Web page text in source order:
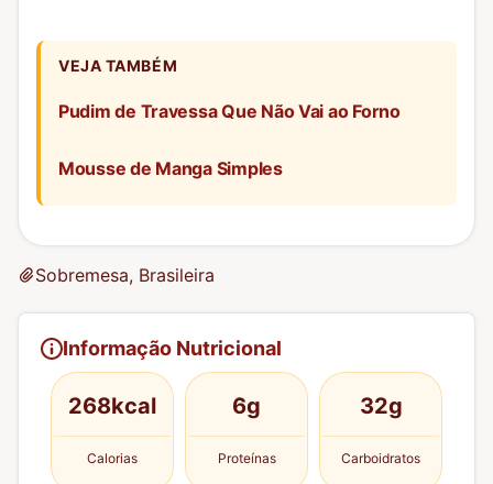
VEJA TAMBÉM
Pudim de Travessa Que Não Vai ao Forno
Mousse de Manga Simples
Sobremesa, Brasileira
Informação Nutricional
268kcal
Calorias
6g
Proteínas
32g
Carboidratos